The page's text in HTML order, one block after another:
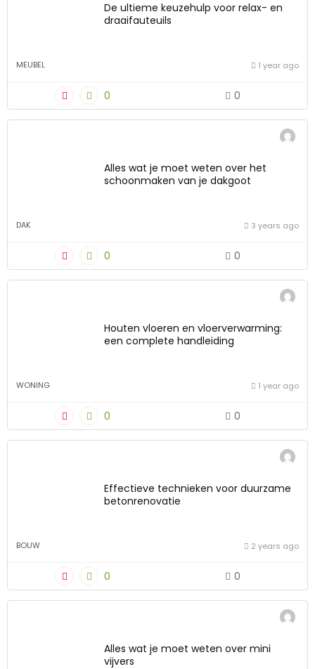
De ultieme keuzehulp voor relax- en
draaifauteuils
MEUBEL 1 year ago
0 0
Alles wat je moet weten over het
schoonmaken van je dakgoot
DAK 3 years ago
0 0
Houten vloeren en vloerverwarming:
een complete handleiding
WONING 1 year ago
0 0
Effectieve technieken voor duurzame
betonrenovatie
BOUW 2 years ago
0 0
Alles wat je moet weten over mini
vijvers